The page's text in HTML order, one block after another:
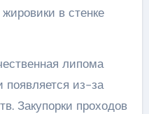
в стенке
липома
из-за
Закупорки проходов